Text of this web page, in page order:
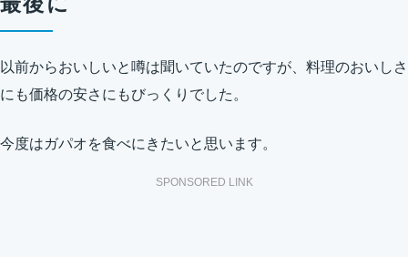
以前からおいしいと噂は聞いていたのですが、料理のおいしさ
にも価格の安さにもびっくりでした。
今度はガパオを食べにきたいと思います。
SPONSORED LINK